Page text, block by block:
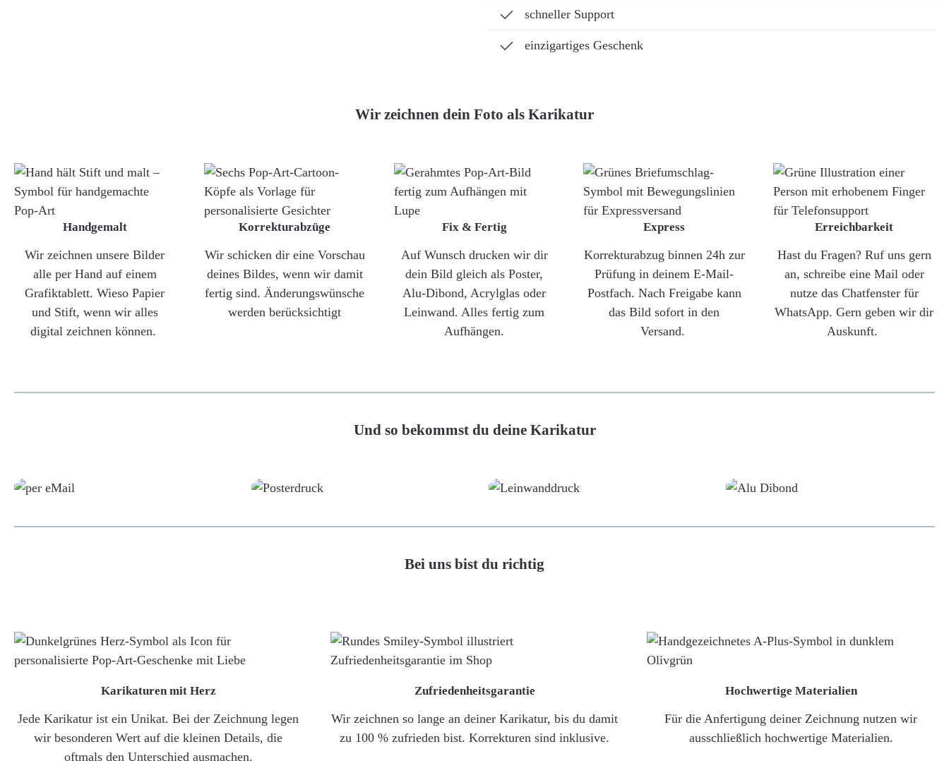
schneller Support
einzigartiges Geschenk
Wir zeichnen dein Foto als Karikatur
Handgemalt
Wir zeichnen unsere Bilder
alle per Hand auf einem
Grafiktablett. Wieso Papier
und Stift, wenn wir alles
digital zeichnen können.
Korrekturabzüge
Wir schicken dir eine Vorschau
deines Bildes, wenn wir damit
fertig sind. Änderungswünsche
werden berücksichtigt
Fix & Fertig
Auf Wunsch drucken wir dir
dein Bild gleich als Poster,
Alu-Dibond, Acrylglas oder
Leinwand. Alles fertig zum
Aufhängen.
Express
Korrekturabzug binnen 24h zur
Prüfung in deinem E-Mail-
Postfach. Nach Freigabe kann
das Bild sofort in den
Versand.
Erreichbarkeit
Hast du Fragen? Ruf uns gern
an, schreibe eine Mail oder
nutze das Chatfenster für
WhatsApp. Gern geben wir dir
Auskunft.
Und so bekommst du deine Karikatur
Bei uns bist du richtig
Karikaturen mit Herz
Jede Karikatur ist ein Unikat. Bei der Zeichnung legen
wir besonderen Wert auf die kleinen Details, die
oftmals den Unterschied ausmachen.
Zufriedenheitsgarantie
Wir zeichnen so lange an deiner Karikatur, bis du damit
zu 100 % zufrieden bist. Korrekturen sind inklusive.
Hochwertige Materialien
Für die Anfertigung deiner Zeichnung nutzen wir
ausschließlich hochwertige Materialien.